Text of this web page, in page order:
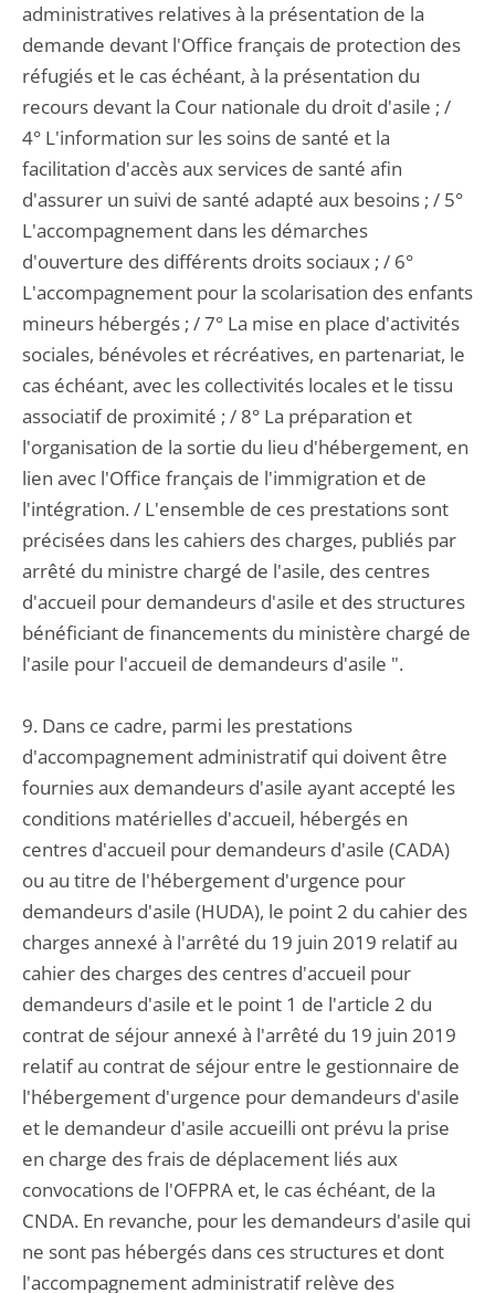
administratives relatives à la présentation de la
demande devant l'Office français de protection des
réfugiés et le cas échéant, à la présentation du
recours devant la Cour nationale du droit d'asile ; /
4° L'information sur les soins de santé et la
facilitation d'accès aux services de santé afin
d'assurer un suivi de santé adapté aux besoins ; / 5°
L'accompagnement dans les démarches
d'ouverture des différents droits sociaux ; / 6°
L'accompagnement pour la scolarisation des enfants
mineurs hébergés ; / 7° La mise en place d'activités
sociales, bénévoles et récréatives, en partenariat, le
cas échéant, avec les collectivités locales et le tissu
associatif de proximité ; / 8° La préparation et
l'organisation de la sortie du lieu d'hébergement, en
lien avec l'Office français de l'immigration et de
l'intégration. / L'ensemble de ces prestations sont
précisées dans les cahiers des charges, publiés par
arrêté du ministre chargé de l'asile, des centres
d'accueil pour demandeurs d'asile et des structures
bénéficiant de financements du ministère chargé de
l'asile pour l'accueil de demandeurs d'asile ".
9. Dans ce cadre, parmi les prestations
d'accompagnement administratif qui doivent être
fournies aux demandeurs d'asile ayant accepté les
conditions matérielles d'accueil, hébergés en
centres d'accueil pour demandeurs d'asile (CADA)
ou au titre de l'hébergement d'urgence pour
demandeurs d'asile (HUDA), le point 2 du cahier des
charges annexé à l'arrêté du 19 juin 2019 relatif au
cahier des charges des centres d'accueil pour
demandeurs d'asile et le point 1 de l'article 2 du
contrat de séjour annexé à l'arrêté du 19 juin 2019
relatif au contrat de séjour entre le gestionnaire de
l'hébergement d'urgence pour demandeurs d'asile
et le demandeur d'asile accueilli ont prévu la prise
en charge des frais de déplacement liés aux
convocations de l'OFPRA et, le cas échéant, de la
CNDA. En revanche, pour les demandeurs d'asile qui
ne sont pas hébergés dans ces structures et dont
l'accompagnement administratif relève des